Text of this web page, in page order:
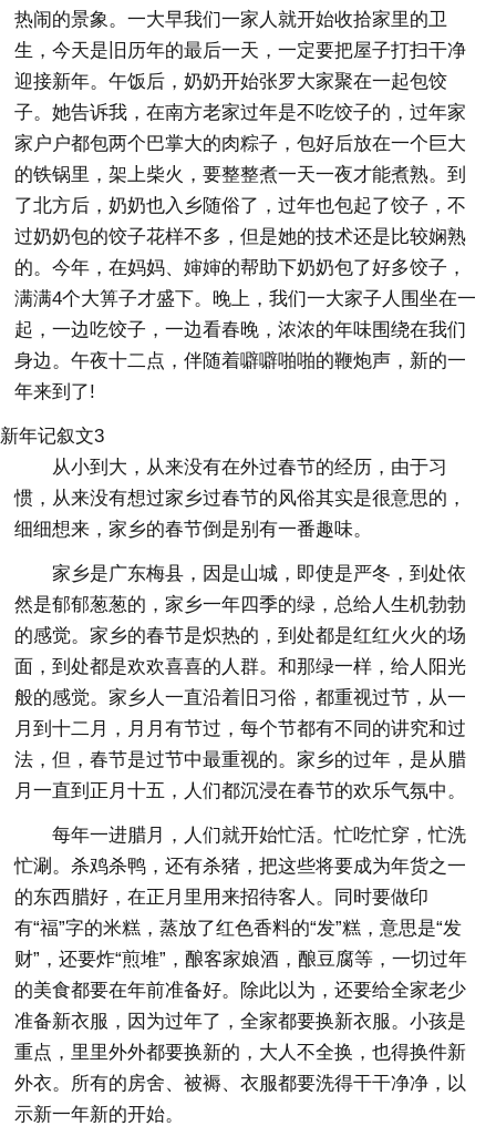
热闹的景象。一大早我们一家人就开始收拾家里的卫
生，今天是旧历年的最后一天，一定要把屋子打扫干净
迎接新年。午饭后，奶奶开始张罗大家聚在一起包饺
子。她告诉我，在南方老家过年是不吃饺子的，过年家
家户户都包两个巴掌大的肉粽子，包好后放在一个巨大
的铁锅里，架上柴火，要整整煮一天一夜才能煮熟。到
了北方后，奶奶也入乡随俗了，过年也包起了饺子，不
过奶奶包的饺子花样不多，但是她的技术还是比较娴熟
的。今年，在妈妈、婶婶的帮助下奶奶包了好多饺子，
满满4个大箅子才盛下。晚上，我们一大家子人围坐在一
起，一边吃饺子，一边看春晚，浓浓的年味围绕在我们
身边。午夜十二点，伴随着噼噼啪啪的鞭炮声，新的一
年来到了!
新年记叙文3
从小到大，从来没有在外过春节的经历，由于习
惯，从来没有想过家乡过春节的风俗其实是很意思的，
细细想来，家乡的春节倒是别有一番趣味。
家乡是广东梅县，因是山城，即使是严冬，到处依
然是郁郁葱葱的，家乡一年四季的绿，总给人生机勃勃
的感觉。家乡的春节是炽热的，到处都是红红火火的场
面，到处都是欢欢喜喜的人群。和那绿一样，给人阳光
般的感觉。家乡人一直沿着旧习俗，都重视过节，从一
月到十二月，月月有节过，每个节都有不同的讲究和过
法，但，春节是过节中最重视的。家乡的过年，是从腊
月一直到正月十五，人们都沉浸在春节的欢乐气氛中。
每年一进腊月，人们就开始忙活。忙吃忙穿，忙洗
忙涮。杀鸡杀鸭，还有杀猪，把这些将要成为年货之一
的东西腊好，在正月里用来招待客人。同时要做印
有“福”字的米糕，蒸放了红色香料的“发”糕，意思是“发
财”，还要炸“煎堆”，酿客家娘酒，酿豆腐等，一切过年
的美食都要在年前准备好。除此以为，还要给全家老少
准备新衣服，因为过年了，全家都要换新衣服。小孩是
重点，里里外外都要换新的，大人不全换，也得换件新
外衣。所有的房舍、被褥、衣服都要洗得干干净净，以
示新一年新的开始。